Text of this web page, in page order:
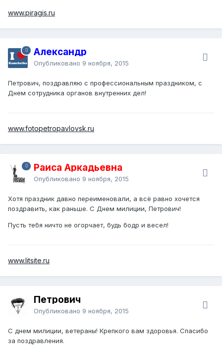
www.piragis.ru
Александр
Опубликовано 9 ноября, 2015
Петрович, поздравляю с профессиональным праздником, с
Днем сотрудника органов внутренних дел!
www.fotopetropavlovsk.ru
Раиса Аркадьевна
Опубликовано 9 ноября, 2015
Хотя праздник давно переименовали, а всё равно хочется
поздравить, как раньше. С Днем милиции, Петрович!
Пусть тебя ничто не огорчает, будь бодр и весел!
www.litsite.ru
Петрович
Опубликовано 9 ноября, 2015
С днем милиции, ветераны! Крепкого вам здоровья. Спасибо
за поздравления.